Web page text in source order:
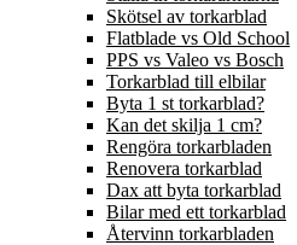
Skötsel av torkarblad
Flatblade vs Old School
PPS vs Valeo vs Bosch
Torkarblad till elbilar
Byta 1 st torkarblad?
Kan det skilja 1 cm?
Rengöra torkarbladen
Renovera torkarblad
Dax att byta torkarblad
Bilar med ett torkarblad
Återvinn torkarbladen